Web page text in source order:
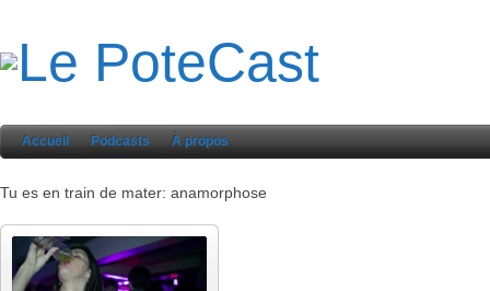
Accueil Podcasts À propos
Tu es en train de mater: anamorphose